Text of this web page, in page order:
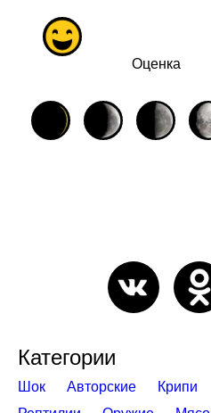
Оценка
Категории
Шок Авторские Крипи